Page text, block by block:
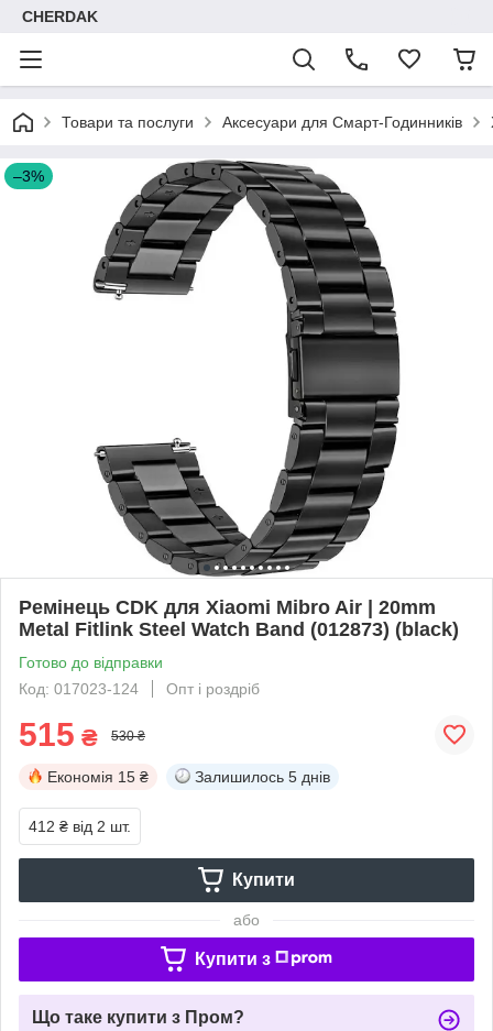
CHERDAK
Товари та послуги Аксесуари для Смарт-Годинників
–3%
Ремінець CDK для Xiaomi Mibro Air | 20mm
Metal Fitlink Steel Watch Band (012873) (black)
Готово до відправки
Код: 017023-124
Опт і роздріб
515 ₴ 530 ₴
Економія 15 ₴ Залишилось 5 днів
412 ₴ від 2 шт.
Купити
або
Купити з
Що таке купити з Пром?